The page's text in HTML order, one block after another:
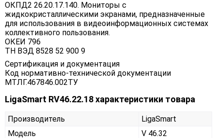
ОКПД2 26.20.17.140. Мониторы с
жидкокристаллическими экранами, предназначенные
для использования в видеоинформационных системах
коллективного пользования.
ОКЕИ 796
ТН ВЭД 8528 52 900 9
Сертификация и документация
Код нормативно-технической документации
МТЛГ.467846.002ТУ
LigaSmart RV46.22.18 характеристики товара
Производитель
LigaSmart
Модель
V 46.32